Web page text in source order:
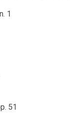
1
51